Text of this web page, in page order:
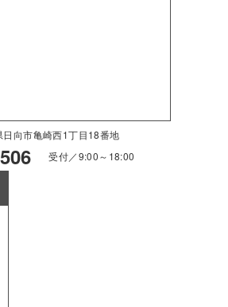
向市亀崎西1丁目18番地
受付／9:00～18:00